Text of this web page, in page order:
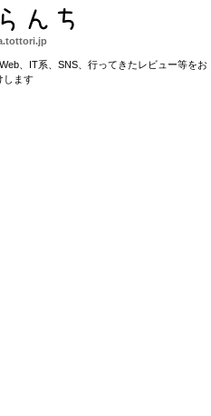
んち
、IT系、SNS、行ってきたレビュー等をお
します